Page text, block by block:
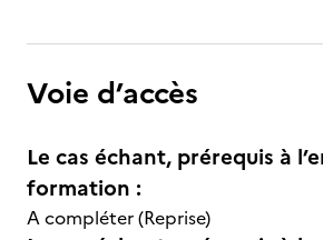
Voie d’accès
Le cas échant, prérequis à
formation :
A compléter (Reprise)